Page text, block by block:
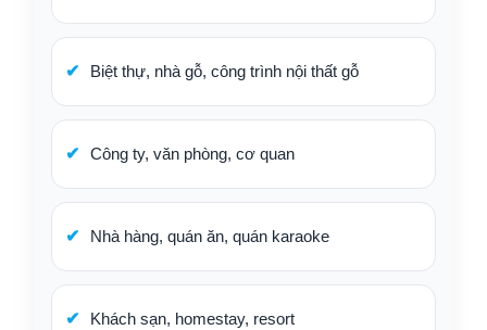
Biệt thự, nhà gỗ, công trình nội thất gỗ
Công ty, văn phòng, cơ quan
Nhà hàng, quán ăn, quán karaoke
Khách sạn, homestay, resort